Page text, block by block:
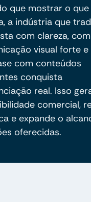
que mostrar o que
a indústria que
com clareza,
visual forte
com conteúdos
conquista
real. Isso
comercial,
e expande o
oferecidas.